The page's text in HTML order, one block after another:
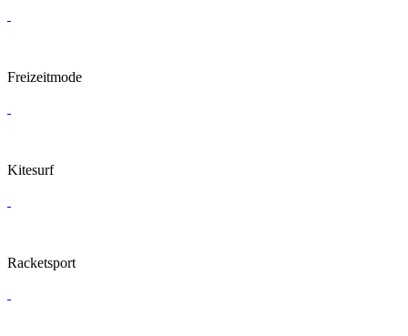
Freizeitmode
Kitesurf
Racketsport